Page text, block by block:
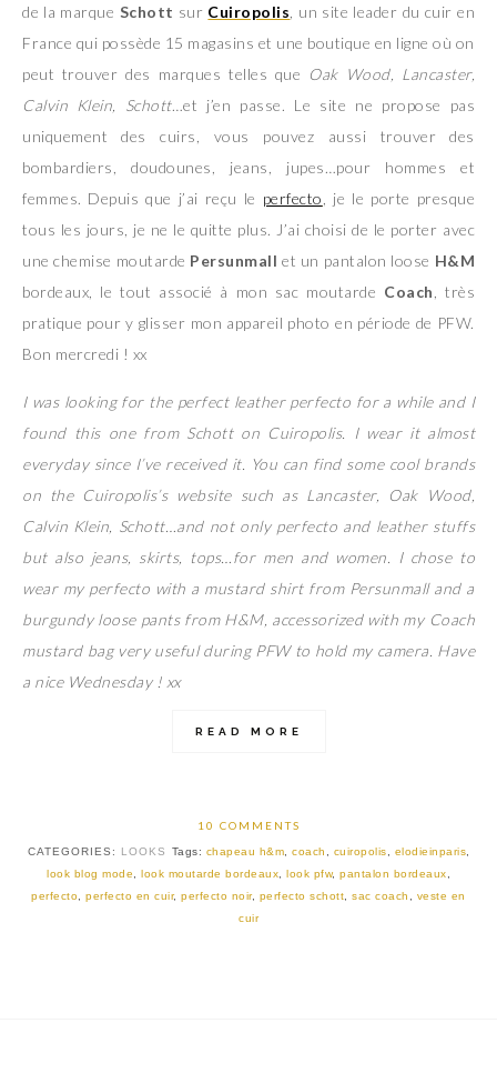
de la marque Schott sur Cuiropolis , un site leader du cuir en
France qui possède 15 magasins et une boutique en ligne où on
peut trouver des marques telles que Oak Wood, Lancaster,
Calvin Klein, Schott…et j’en passe. Le site ne propose pas
uniquement des cuirs, vous pouvez aussi trouver des
bombardiers, doudounes, jeans, jupes…pour hommes et
femmes. Depuis que j’ai reçu le perfecto
, je le porte presque
tous les jours, je ne le quitte plus. J’ai choisi de le porter avec
une chemise moutarde Persunmall et un pantalon loose H&M
bordeaux, le tout associé à mon sac moutarde Coach , très
pratique pour y glisser mon appareil photo en période de PFW.
Bon mercredi ! xx
I was looking for the perfect leather perfecto for a while and I
found this one from Schott on Cuiropolis. I wear it almost
everyday since I’ve received it. You can find some cool brands
on the Cuiropolis’s website such as Lancaster, Oak Wood,
Calvin Klein, Schott…and not only perfecto and leather stuffs
but also jeans, skirts, tops…for men and women. I chose to
wear my perfecto with a mustard shirt from Persunmall and a
burgundy loose pants from H&M, accessorized with my Coach
mustard bag very useful during PFW to hold my camera. Have
a nice Wednesday ! xx
READ MORE
10 COMMENTS
CATEGORIES: LOOKS Tags: chapeau h&m coach cuiropolis elodieinparis
look blog mode
look moutarde bordeaux look pfw, pantalon bordeaux
perfecto ,perfecto en cuir,perfecto noir, perfecto schott ,sac coach
veste en
cuir